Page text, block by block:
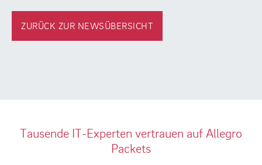
ZURÜCK ZUR NEWSÜBERSICHT
Tausende IT-Experten vertrauen auf Allegro
Packets